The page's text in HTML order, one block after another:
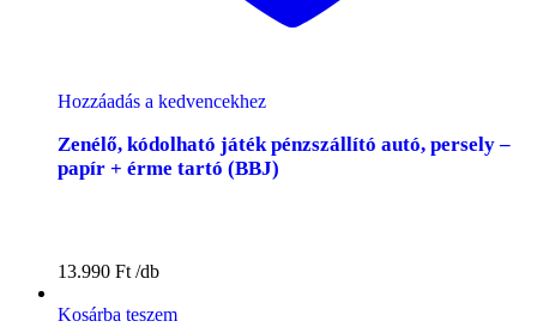
Hozzáadás a kedvencekhez
Zenélő, kódolható játék pénzszállító autó, persely –
papír + érme tartó (BBJ)
13.990 Ft
Kosárba teszem